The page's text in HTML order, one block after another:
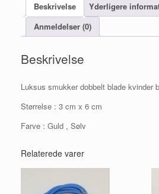
Beskrivelse
Yderligere
Anmeldelser (0)
Beskrivelse
Luksus smukker dobbelt blade kvinder
Størrelse : 3 cm x 6 cm
Farve : Guld , Sølv
Relaterede varer